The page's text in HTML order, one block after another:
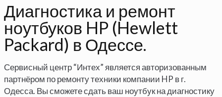
Диагностика и ремонт
ноутбуков HP (Hewlett
Packard) в Одессе.
Сервисный центр “Интех” является авторизованным
партнёром по ремонту техники компании HP в г.
Одесса. Вы сможете сдать ваш ноутбук на диагностику